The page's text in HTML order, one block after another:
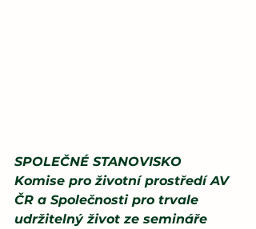
SPOLEČNÉ STANOVISKO
Komise pro životní prostředí AV
ČR a Společnosti pro trvale
udržitelný život ze semináře